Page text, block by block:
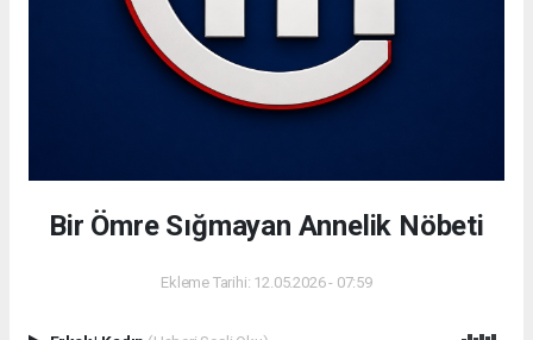
Bir Ömre Sığmayan Annelik Nöbeti
Ekleme Tarihi: 12.05.2026 - 07:59